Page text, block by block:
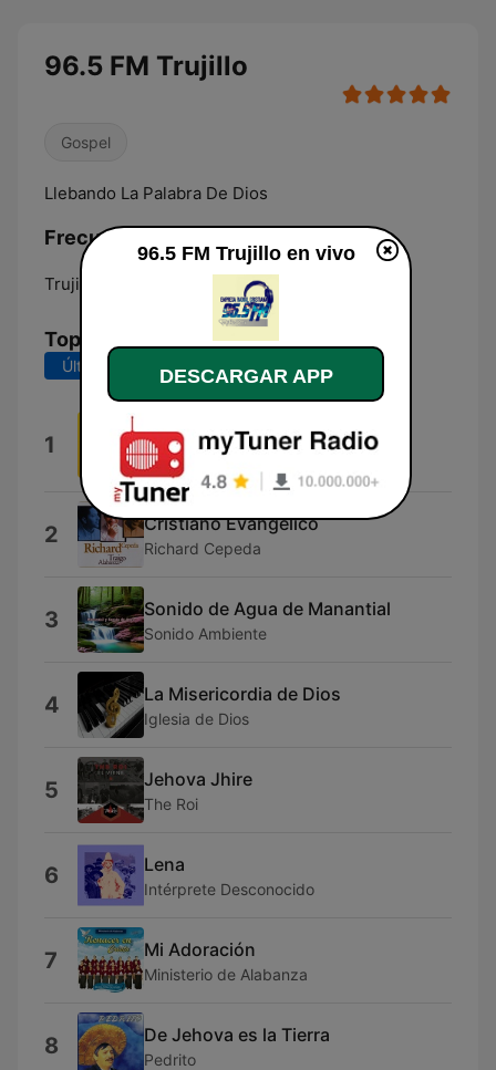
96.5 FM Trujillo
Gospel
Llebando La Palabra De Dios
Frecuencias 96.5 FM Trujillo:
Trujillo:
Top Canciones
Últimos 7 días Últimos 30 días
1
Converter.Com)
Micky
2 Cristiano Evangelico
Richard Cepeda
3 Sonido de Agua de Manantial
Sonido Ambiente
4 La Misericordia de Dios
Iglesia de Dios
5 Jehova Jhire
The Roi
6 Lena
Intérprete Desconocido
7 Mi Adoración
Ministerio de Alabanza
8 De Jehova es la Tierra
Pedrito
96.5 FM Trujillo en vivo
DESCARGAR APP